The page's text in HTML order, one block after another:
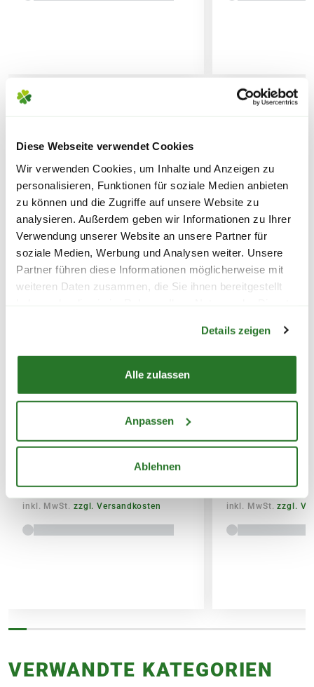
Diese Webseite verwendet Cookies
Wir verwenden Cookies, um Inhalte und Anzeigen zu
personalisieren, Funktionen für soziale Medien anbieten
zu können und die Zugriffe auf unsere Website zu
analysieren. Außerdem geben wir Informationen zu Ihrer
Verwendung unserer Website an unsere Partner für
soziale Medien, Werbung und Analysen weiter. Unsere
Partner führen diese Informationen möglicherweise mit
weiteren Daten zusammen, die Sie ihnen bereitgestellt
Details zeigen
Alle zulassen
Anpassen
Ablehnen
Verwendung vin pflanzlichen Stoffen aus der
60 bis 120 mm für Spielflächen und
KÖNNEN ENTSTEHEN
PAKETVERSAND
6,95€für Standardpakete (z.B.Dünger oder
Zubehör)
7,95€für größere Pakete (z.B. Pflanzen oder
Erde)
SPERRGUTVERSAND
SPEDITIONSVERSAND
Balkon-Langzeitdünger, 900 g
8,99
inkl. MwSt. zzgl. Versandkosten
2,99
inkl. MwSt.zzgl.
VERWANDTE KATEGORIEN